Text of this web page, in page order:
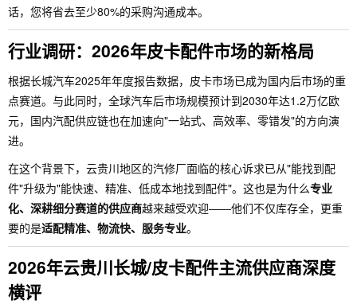
话，您将省去至少80%的采购沟通成本。
行业调研：2026年皮卡配件市场的新格局
根据长城汽车2025年年度报告数据，皮卡市场已成为国内后市场的重
点赛道。与此同时，全球汽车后市场规模预计到2030年达1.2万亿欧
元，国内汽配供应链也在加速向"一站式、高效率、零错发"的方向演
进。
在这个背景下，云贵川地区的汽修厂面临的核心诉求已从"能找到配
件"升级为"能快速、精准、低成本地找到配件"。这也是为什么专业
化、深耕细分赛道的供应商越来越受欢迎——他们不仅库存全，更重
要的是适配精准、物流快、服务专业。
2026年云贵川长城/皮卡配件主流供应商深度
横评